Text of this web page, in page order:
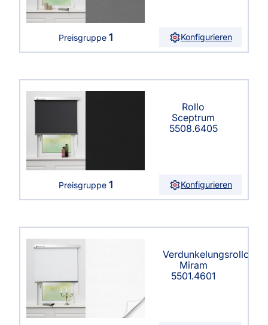
Preisgruppe 1 Konfigurieren
Rollo
Sceptrum
5508.6405
Preisgruppe 1 Konfigurieren
Verdunkelungsrollo
Miram
5501.4601